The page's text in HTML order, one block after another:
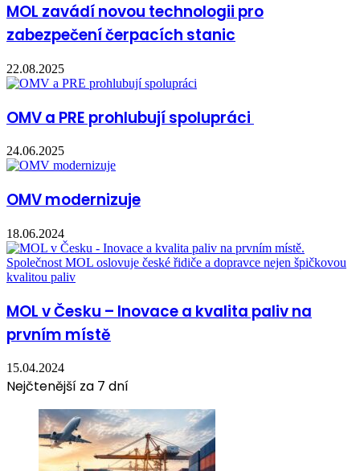
MOL zavádí novou technologii pro
zabezpečení čerpacích stanic
22.08.2025
OMV a PRE prohlubují spolupráci
24.06.2025
OMV modernizuje
18.06.2024
MOL v Česku – Inovace a kvalita paliv na
prvním místě
15.04.2024